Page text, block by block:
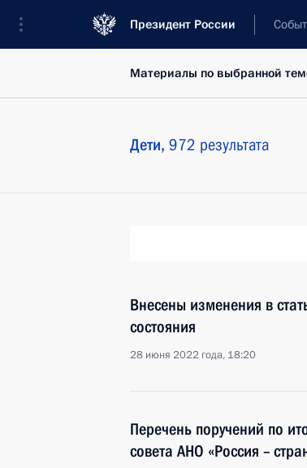
Президент России
Материалы по выбранной
Дети, 972 результата
Внесены изменения в
состояния
28 июня 2022 года, 18:20
Перечень поручений по
совета АНО «Россия –